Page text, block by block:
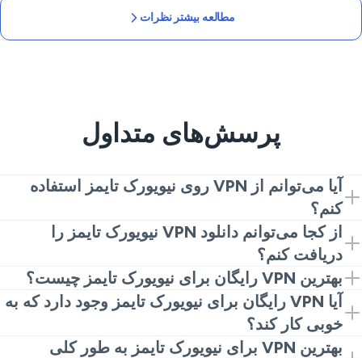
مطالعه بیشتر نظرات
پرسش‌های متداول
آیا می‌توانم از VPN روی نیویورک تایمز استفاده
کنم؟
بله. VeePN را نصب کنید، به سرور نزدیک متصل شوید و
برنامه را اجرا کنید. این تمام چیزی است که برای به دست
آوردن یک مسیر خصوصی و پایدار نیاز دارید.
از کجا می‌توانم دانلود VPN نیویورک تایمز را
دریافت کنم؟
VeePN را از وب‌سایت ما یا فروشگاه‌های اپلیکیشن بگیرید،
نصب کنید، مکان را انتخاب کنید و شروع به خواندن اخبار
کنید.
بهترین VPN رایگان برای نیویورک تایمز چیست؟
خدمات رایگان اغلب سرعت را محدود می‌کنند،
محدودیت‌هایی اضافه می‌کنند یا داده‌ها را دنبال می‌کنند. برای
بازی‌های مطمئن، یک گزینه پرداختی مثل VeePN انتخاب
آیا VPN رایگان برای نیویورک تایمز وجود دارد که به
خوبی کار کند؟
بیشتر برنامه‌های دسکتاپ رایگان در زمان‌های اوج با مشکل
بهترین VPN برای نیویورک تایمز به طور کلی